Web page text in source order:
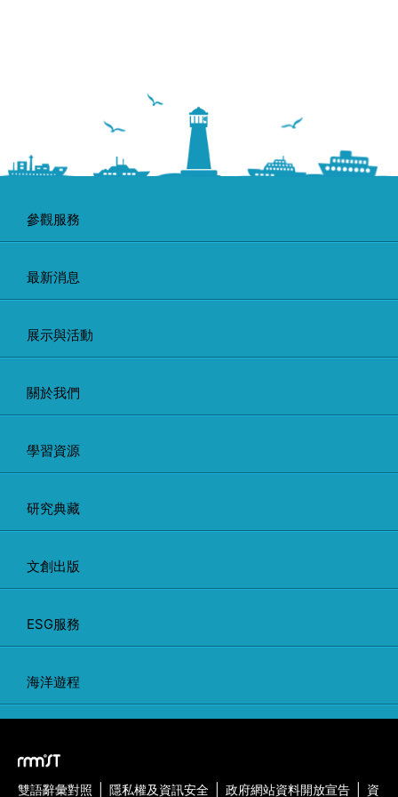
參觀服務
最新消息
展示與活動
關於我們
學習資源
研究典藏
文創出版
ESG服務
海洋遊程
雙語辭彙對照 隱私權及資訊安全 政府網站資料開放宣告 資